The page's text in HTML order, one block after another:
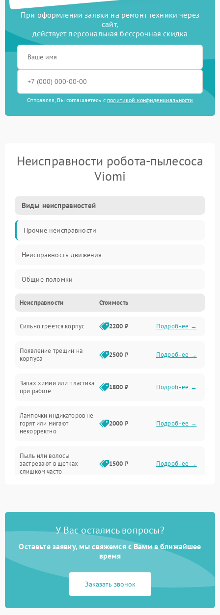
При оформлении заявки на ремонт техники через
сайт,
действует персональная бессрочная скидка
Отправляя, Вы соглашаетесь с политикой конфиденциальности
Неисправности робота-пылесоса
Viomi
Виды неисправностей
Прочие неисправности
Неисправность движения
Общие поломки
Неисправность датчиков
Неисправность программного обеспечения
Проблемы с сигналом
Батарея
Программные сбои
Неисправности Стоимость
Сильно греется корпус 2200 ₽ Подробнее →
Появление трещин на
корпуса
2500 ₽ Подробнее →
Запах химии или пластика
при работе
1800 ₽ Подробнее →
Лампочки индикаторов не
горят или мигают
некорректно
2000 ₽ Подробнее →
Пыль или волосы
застревают в щетках
слишком часто
1500 ₽ Подробнее →
У Вас остались вопросы?
Оставьте заявку, мы свяжемся с Вами в ближайшее
время
Заказать звонок